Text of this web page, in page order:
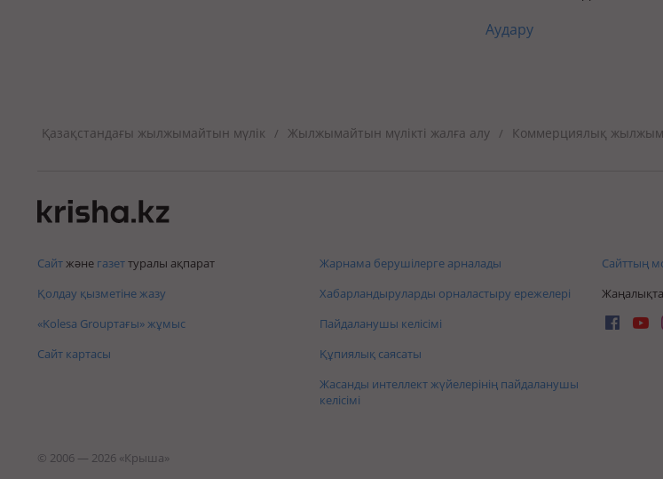
Аудару
Қазақстандағы жылжымайтын мүлік / Жылжымайтын мүлікті жалға алу / Коммерциялық
Сайтжәне газеттуралы ақпарат
Қолдау қызметіне жазу
«Kolesa Groupтағы» жұмыс
Сайт картасы
Жарнама берушілерге арналады
Хабарландыруларды орналастыру ережелері
Пайдаланушы келісімі
Құпиялық саясаты
Жасанды интеллект жүйелерінің пайдаланушы
келісімі
Сайттың
© 2006 — 2026 «Крыша»